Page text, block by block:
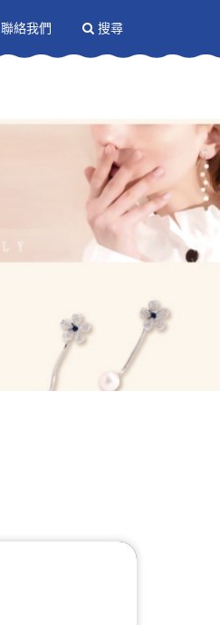
聯絡我們 搜尋